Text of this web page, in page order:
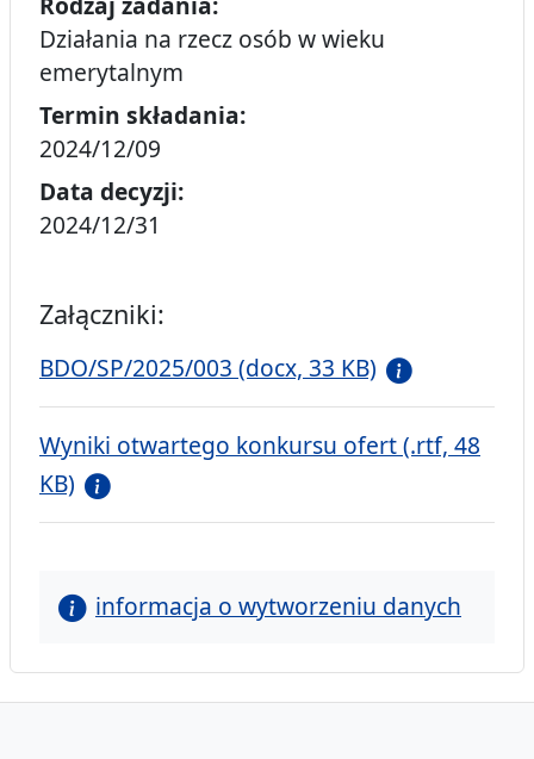
Działania na rzecz osób w wieku
emerytalnym
Termin składania:
2024/12/09
Data decyzji:
2024/12/31
Załączniki:
BDO/SP/2025/003 (docx, 33 KB)
Wyniki otwartego konkursu ofert (.rtf, 48
KB)
informacja o wytworzeniu danych